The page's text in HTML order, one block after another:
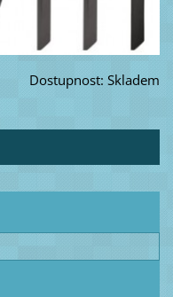
Dostupnost: Skladem